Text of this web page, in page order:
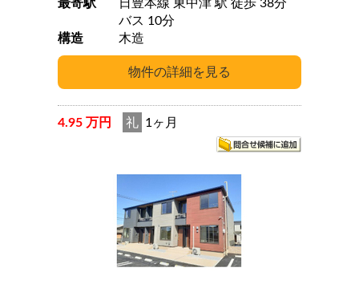
最寄駅
日豊本線 東中津 駅 徒歩 38分
バス 10分
構造
木造
4.95 万円 礼 1ヶ月